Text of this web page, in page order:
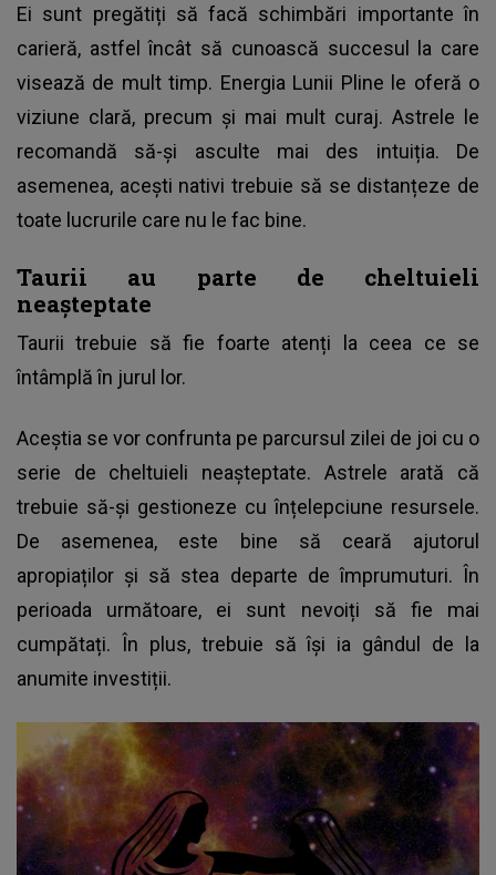
Ei sunt pregătiți să facă schimbări importante în
carieră, astfel încât să cunoască succesul la care
visează de mult timp. Energia Lunii Pline le oferă o
viziune clară, precum și mai mult curaj. Astrele le
recomandă să-și asculte mai des intuiția. De
asemenea, acești nativi trebuie să se distanțeze de
toate lucrurile care nu le fac bine.
Taurii au parte de cheltuieli
neașteptate
Taurii trebuie să fie foarte atenți la ceea ce se
întâmplă în jurul lor.
Aceștia se vor confrunta pe parcursul zilei de joi cu o
serie de cheltuieli neașteptate. Astrele arată că
trebuie să-și gestioneze cu înțelepciune resursele.
De asemenea, este bine să ceară ajutorul
apropiaților și să stea departe de împrumuturi. În
perioada următoare, ei sunt nevoiți să fie mai
cumpătați. În plus, trebuie să își ia gândul de la
anumite investiții.